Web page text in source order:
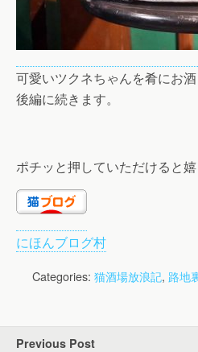
可愛いツクネちゃんを肴にお
後編に続きます。
ポチッと押していただけると
にほんブログ村
Categories: 猫酒場放浪記, 路地
Previous Post